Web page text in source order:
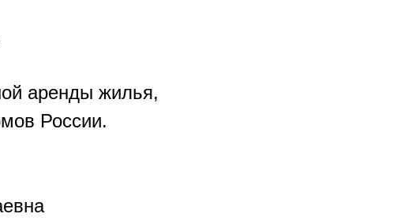
аренды жилья,
России.